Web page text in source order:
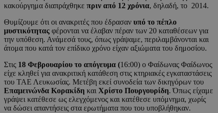
κακούργημα διαπράχθηκε πριν από 12 χρόνια, δηλαδή, το 2014.
Θυμίζουμε ότι οι ανακριτές που έδρασαν υπό το πέπλο
μυστικότητας φέρονται να έλαβαν πέραν των 20 καταθέσεων για
την υπόθεση. Ανάμεσά τους, όπως γράψαμε, περιλαμβάνονται και
άτομα που κατά τον επίδικο χρόνο είχαν αξιώματα του δημοσίου.
Στις 18 Φεβρουαρίου το απόγευμα (16:00) ο Φαίδωνας Φαίδωνος
είχε κληθεί για ανακριτική κατάθεση στις κτηριακές εγκαταστάσεις
του ΤΑΕ Λευκωσίας. Μετέβη εκεί συνοδεία των δικηγόρων του
Επαμεινώνδα Κορακίδη και Χρίστο Πουργουρίδη. Όπως είχαμε
γράψει κατέθεσε ως ελεγχόμενος και κατέθεσε υπόμνημα, χωρίς
να δώσει απαντήσεις στα ερωτήματα που του υποβλήθηκαν.